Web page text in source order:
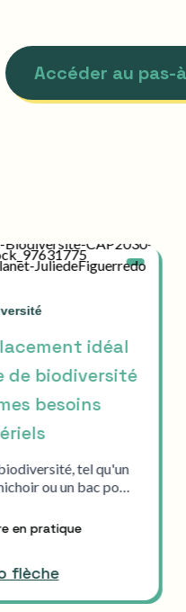
Accéder au pas-
idéal
de biodiversité
besoins
tel qu'un
ou un bac po…
en pratique